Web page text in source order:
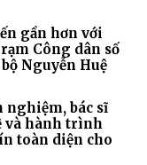
gần hơn với
Công dân số
Nguyễn Huệ
nghiệm, bác sĩ
và hành trình
toàn diện cho